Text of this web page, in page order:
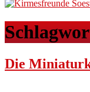
Die